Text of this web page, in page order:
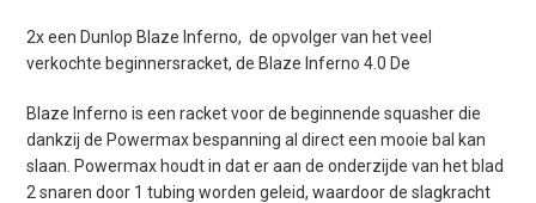
2x een Dunlop Blaze Inferno, de opvolger van het veel
verkochte beginnersracket, de Blaze Inferno 4.0 De
Blaze Inferno is een racket voor de beginnende squasher die
dankzij de Powermax bespanning al direct een mooie bal kan
slaan. Powermax houdt in dat er aan de onderzijde van het blad
2 snaren door 1 tubing worden geleid, waardoor de slagkracht